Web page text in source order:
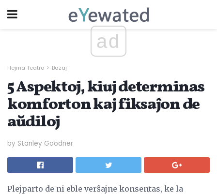
ad
Hejma Teatro Bazaj
5 Aspektoj, kiuj determinas
komforton kaj fiksaĵon de
aŭdiloj
by Stanley Goodner
Plejparto de ni eble verŝajne konsentas, ke la